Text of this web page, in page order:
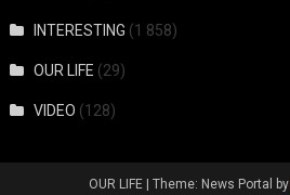
INTERESTING (1 858)
OUR LIFE (29)
VIDEO (128)
OUR LIFE Theme: News Portal by